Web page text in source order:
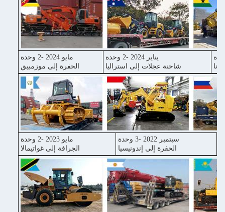
مايو 2024 -2 وحدة
الحفرة إلى موزمبيق
يناير 2024 -2 وحدة
شاحنة عجلات إلى استراليا
مايو 2023 -2 وحدة
الجرافة إلى غواتيمالا
سبتمبر 2022 -3 وحدة
الحفرة إلى إندونيسيا